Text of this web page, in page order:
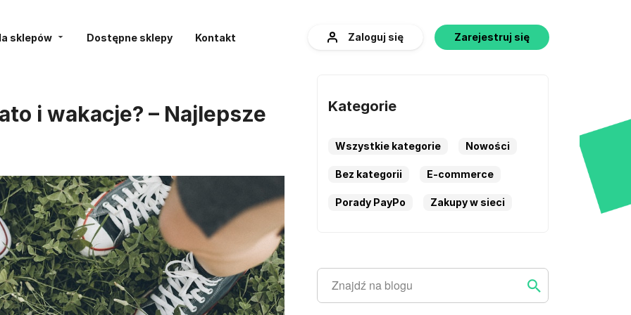
sklepów Dostępne sklepy Kontakt Zaloguj się Zarejestruj się
i wakacje? – Najlepsze
Kategorie
Wszystkie kategorie Nowości
Bez kategorii E-commerce
Porady PayPo Zakupy w sieci
Szukaj ...
Szukaj